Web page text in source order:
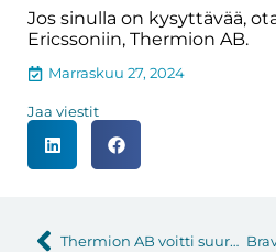
Jos sinulla on kysyttävää,
Ericssoniin, Thermion AB.
Marraskuu 27, 2024
Jaa viestit
Thermion AB voitti suuren eristys- ja telineurakan Andritz Oy:ltä.